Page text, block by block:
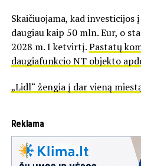
Skaičiuojama, kad investicijos
daugiau kaip 50 mln. Eur, o
2028 m. I ketvirtį.Pastatų
daugiafunkcio NT objekto
„Lidl“ žengia į dar vieną
Reklama